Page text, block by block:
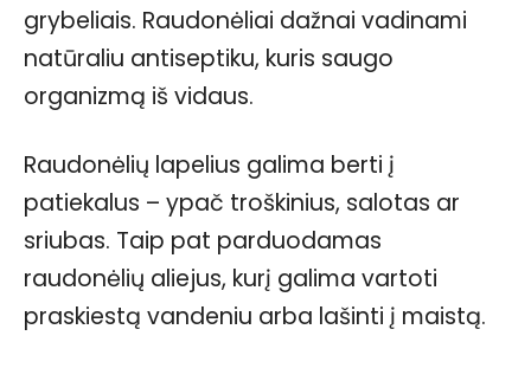
grybeliais. Raudonėliai dažnai vadinami
natūraliu antiseptiku, kuris saugo
organizmą iš vidaus.
Raudonėlių lapelius galima berti į
patiekalus – ypač troškinius, salotas ar
sriubas. Taip pat parduodamas
raudonėlių aliejus, kurį galima vartoti
praskiestą vandeniu arba lašinti į maistą.